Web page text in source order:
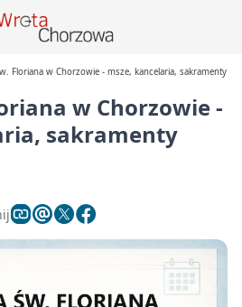
Floriana w Chorzowie - msze, kancelaria, sakramenty
w Chorzowie -
sakramenty